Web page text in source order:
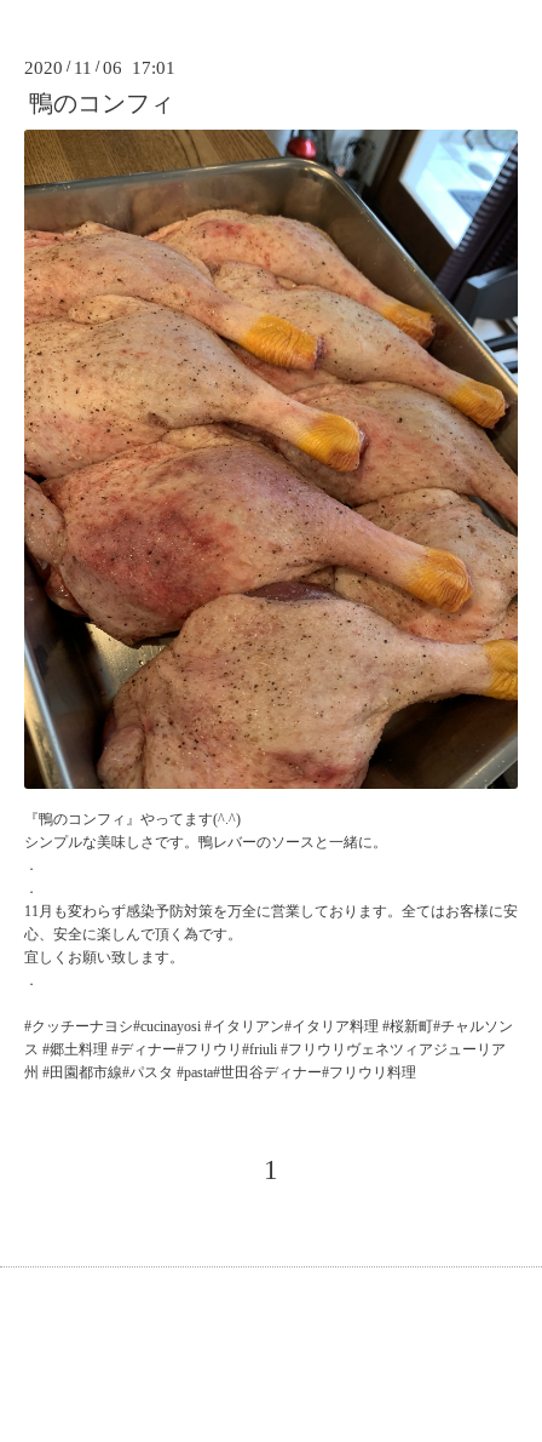
2020 / 11 /06 17:01
鴨のコンフィ
『鴨のコンフィ』やってます(^.^)
シンプルな美味しさです。鴨レバーのソースと一緒に。
．
．
11月も変わらず感染予防対策を万全に営業しております。全てはお客様に安
心、安全に楽しんで頂く為です。
宜しくお願い致します。
．
#クッチーナヨシ#cucinayosi #イタリアン#イタリア料理 #桜新町#チャルソン
ス #郷土料理 #ディナー#フリウリ#friuli #フリウリヴェネツィアジューリア
州 #田園都市線#パスタ #pasta#世田谷ディナー#フリウリ料理
1